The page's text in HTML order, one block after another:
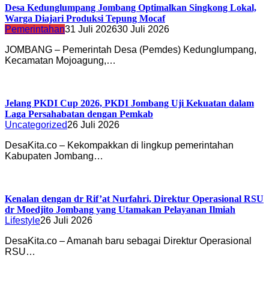
Desa Kedunglumpang Jombang Optimalkan Singkong Lokal,
Warga Diajari Produksi Tepung Mocaf
Pemerintahan31 Juli 202630 Juli 2026
JOMBANG – Pemerintah Desa (Pemdes) Kedunglumpang,
Kecamatan Mojoagung,…
Jelang PKDI Cup 2026, PKDI Jombang Uji Kekuatan dalam
Laga Persahabatan dengan Pemkab
Uncategorized26 Juli 2026
DesaKita.co – Kekompakkan di lingkup pemerintahan
Kabupaten Jombang…
Kenalan dengan dr Rif’at Nurfahri, Direktur Operasional RSU
dr Moedjito Jombang yang Utamakan Pelayanan Ilmiah
Lifestyle26 Juli 2026
DesaKita.co – Amanah baru sebagai Direktur Operasional
RSU…